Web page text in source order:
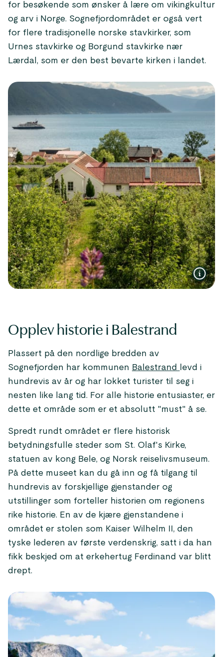
for besøkende som ønsker å lære om vikingkultur
og arv i Norge. Sognefjordområdet er også vert
for flere tradisjonelle norske stavkirker, som
Urnes stavkirke og Borgund stavkirke nær
Lærdal, som er den best bevarte kirken i landet.
Opplev historie i Balestrand
Plassert på den nordlige bredden av
Sognefjorden har kommunen Balestrand
levd i
hundrevis av år og har lokket turister til seg i
nesten like lang tid. For alle historie entusiaster, er
dette et område som er et absolutt "must" å se.
Spredt rundt området er flere historisk
betydningsfulle steder som St. Olaf's Kirke,
statuen av kong Bele, og Norsk reiselivsmuseum.
På dette museet kan du gå inn og få tilgang til
hundrevis av forskjellige gjenstander og
utstillinger som forteller historien om regionens
rike historie. En av de kjære gjenstandene i
området er stolen som Kaiser Wilhelm II, den
tyske lederen av første verdenskrig, satt i da han
fikk beskjed om at erkehertug Ferdinand var blitt
drept.